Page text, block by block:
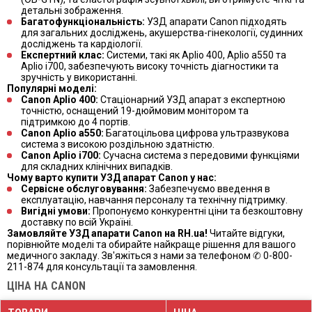
детальні зображення.
Багатофункціональність: УЗД апарати Canon підходять
для загальних досліджень, акушерства-гінекології, судинних
досліджень та кардіології.
Експертний клас: Системи, такі як Aplio 400, Aplio a550 та
Aplio i700, забезпечують високу точність діагностики та
зручність у використанні.
Популярні моделі:
Canon Aplio 400: Стаціонарний УЗД апарат з експертною
точністю, оснащений 19-дюймовим монітором та
підтримкою до 4 портів.
Canon Aplio a550: Багатоцільова цифрова ультразвукова
система з високою роздільною здатністю.
Canon Aplio i700: Сучасна система з передовими функціями
для складних клінічних випадків.
Чому варто купити УЗД апарат Canon у нас:
Сервісне обслуговування: Забезпечуємо введення в
експлуатацію, навчання персоналу та технічну підтримку.
Вигідні умови: Пропонуємо конкурентні ціни та безкоштовну
доставку по всій Україні.
Замовляйте УЗД апарати Canon на RH.ua! Читайте відгуки,
порівнюйте моделі та обирайте найкраще рішення для вашого
медичного закладу. Зв'яжіться з нами за телефоном ✆ 0-800-
211-874 для консультації та замовлення.
ЦІНА НА CANON